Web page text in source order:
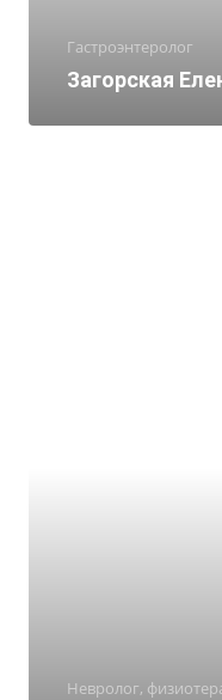
Гастроэнтеролог
Загорская
Невролог,